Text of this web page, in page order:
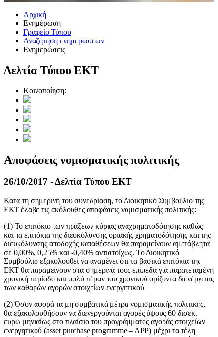
Αρχική
Ενημέρωση
Γραφείο Τύπου
Αναζήτηση ενημερώσεων
Ενημερώσεις
Δελτία Τύπου ΕΚΤ
Κοινοποίηση:
Αποφάσεις νομισματικής πολιτικής
26/10/2017 - Δελτία Τύπου ΕΚΤ
Κατά τη σημερινή του συνεδρίαση, το Διοικητικό Συμβούλιο της
ΕΚΤ έλαβε τις ακόλουθες αποφάσεις νομισματικής πολιτικής:
(1) Το επιτόκιο των πράξεων κύριας αναχρηματοδότησης καθώς
και τα επιτόκια της διευκόλυνσης οριακής χρηματοδότησης και της
διευκόλυνσης αποδοχής καταθέσεων θα παραμείνουν αμετάβλητα
σε 0,00%, 0,25% και -0,40% αντιστοίχως. Το Διοικητικό
Συμβούλιο εξακολουθεί να αναμένει ότι τα βασικά επιτόκια της
ΕΚΤ θα παραμείνουν στα σημερινά τους επίπεδα για παρατεταμένη
χρονική περίοδο και πολύ πέραν του χρονικού ορίζοντα διενέργειας
των καθαρών αγορών στοιχείων ενεργητικού.
(2) Όσον αφορά τα μη συμβατικά μέτρα νομισματικής πολιτικής,
θα εξακολουθήσουν να διενεργούνται αγορές ύψους 60 δισεκ.
ευρώ μηνιαίως στο πλαίσιο του προγράμματος αγοράς στοιχείων
ενεργητικού (asset purchase programme – APP) μέχρι τα τέλη